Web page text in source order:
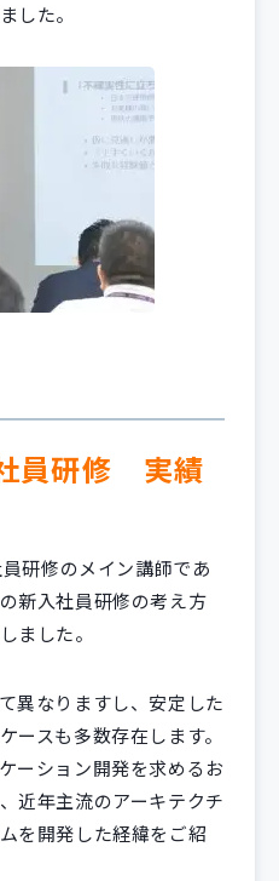
した。
員研修 実績
研修のメイン講師であ
新入社員研修の考え方
ました。
異なりますし、安定した
ースも多数存在します。
ーション開発を求めるお
近年主流のアーキテクチ
を開発した経緯をご紹